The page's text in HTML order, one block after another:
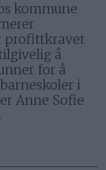
kommune
profittkravet
å
for å
i
Anne Sofie